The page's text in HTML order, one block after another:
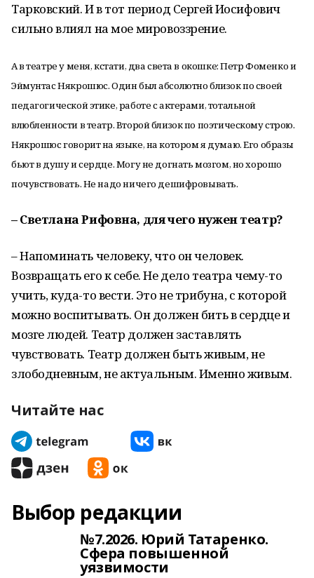
Тарковский. И в тот период Сергей Иосифович
сильно влиял на мое мировоззрение.
А в театре у меня, кстати, два света в окошке: Петр Фоменко и
Эймунтас Някрошюс. Один был абсолютно близок по своей
педагогической этике, работе с актерами, тотальной
влюбленности в театр. Второй близок по поэтическому строю.
Някрошюс говорит на языке, на котором я думаю. Его образы
бьют в душу и сердце. Могу не догнать мозгом, но хорошо
почувствовать. Не надо ничего дешифровывать.
– Светлана Рифовна, для чего нужен театр?
– Напоминать человеку, что он человек.
Возвращать его к себе. Не дело театра чему-то
учить, куда-то вести. Это не трибуна, с которой
можно воспитывать. Он должен бить в сердце и
мозге людей. Театр должен заставлять
чувствовать. Театр должен быть живым, не
злободневным, не актуальным. Именно живым.
Читайте нас
Выбор редакции
№7.2026. Юрий Татаренко.
Сфера повышенной
уязвимости